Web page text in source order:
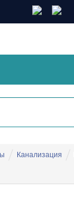
Канализация